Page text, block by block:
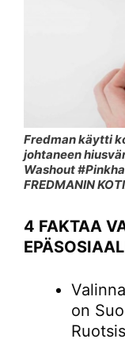
Fredman käytti
johtaneen
Washout
FREDMANIN
4 FAKTAA
on